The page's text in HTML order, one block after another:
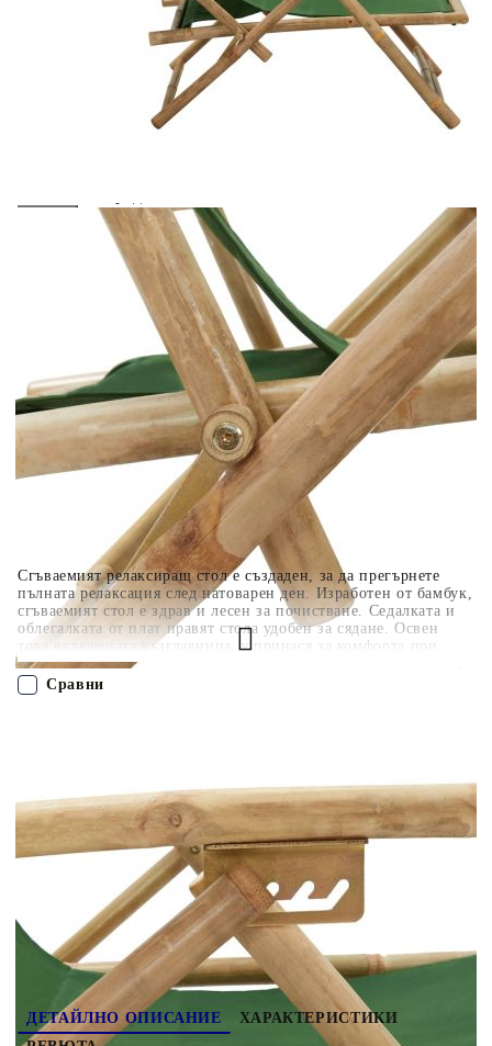
Сгъваемият релаксиращ стол е създаден, за да прегърнете
пълната релаксация след натоварен ден. Изработен от бамбук,
сгъваемият стол е здрав и лесен за почистване. Седалката и
облегалката от плат правят стола удобен за сядане. Освен
това включената възглавница допринася за комфорта при
сядане на градинския стол. Облегалката на външния стол
може да се регулира в 4 позиции според вашите
предпочитания. Нещо повече, накланящият се стол може да
риска от открит огън и други източници на силна топлина в
близост до продукта.
Предоставената таблица е с информационна цел.
Добавете продукта в количката си с бутона "Добави в
количката" и при поръчка ще можете да изберете броя
вноски на кредита.
Предоставената таблица е с информационна цел.
Когато плащате с NewPay, всъщност NewPay плаща
поръчката Ви вместо Вас. Вие я получавате и
разполагате с три начина да я платите към тях:
Отложено до 30 дни от момента на изпращане на
поръчката без оскъпяване. За покупки на стойност до
Плащане на 4 вноски. Заплащате 20% от стойността на
поръчката си на момента с карта. Останалата сума се
разделя на 3 равни месечни вноски без оскъпяване. За
покупки на стойност до 1000 лв. / €511.31
Плащане на 6 вноски. Стойността на поръчката се
разпределя в 6 равни месечни вноски с оскъпяване. За
покупки на стойност до 2000 лв. / €1022.61
Наш представител ще се свърже с Вас в рамките на работния ден!
313027 6.600 кг
Сравни
ДЕТАЙЛНО ОПИСАНИЕ
ХАРАКТЕРИСТИКИ